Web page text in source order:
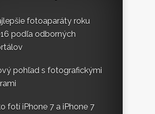
fotoaparáty roku
podľa odborných
pohľad s fotografickými
fotí iPhone 7 a iPhone 7